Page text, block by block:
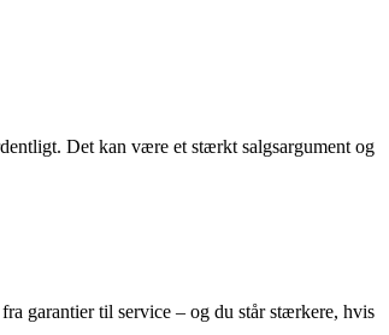
Det kan være et stærkt salgsargument og
garantier til service – og du står stærkere, hvis